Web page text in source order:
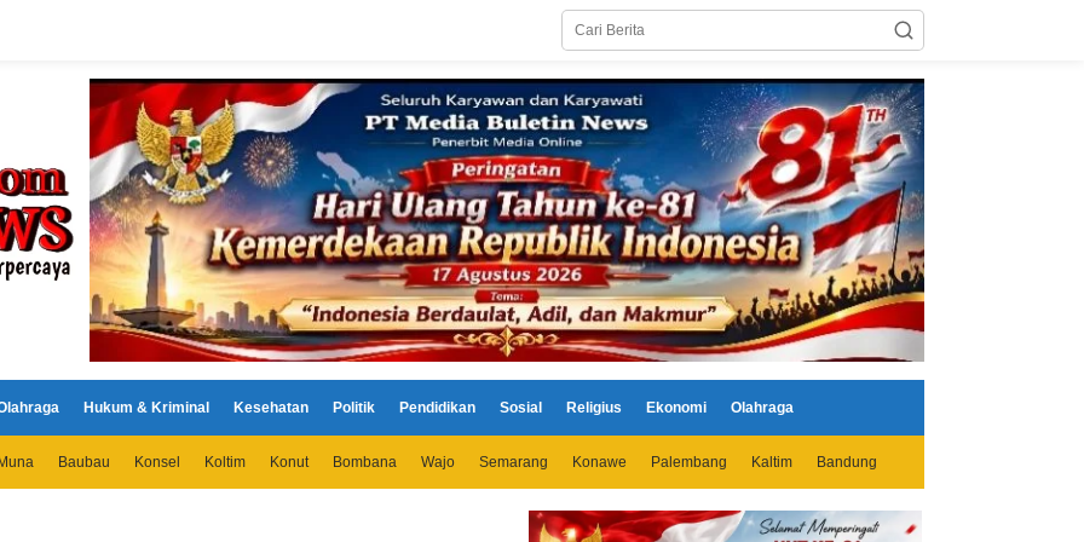
Hukum & Kriminal Kesehatan Politik Pendidikan Sosial Religius Ekonomi Olahraga
Baubau Konsel Koltim Konut Bombana Wajo Semarang Konawe Palembang Kaltim Bandung